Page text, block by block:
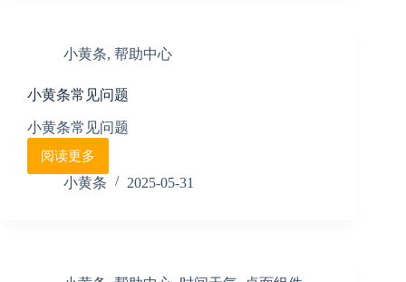
醒
能
明
小黄条, 帮助中心
小黄条常见问题
小黄条常见问题
阅读更多
小
黄
题
小黄条 2025-05-31